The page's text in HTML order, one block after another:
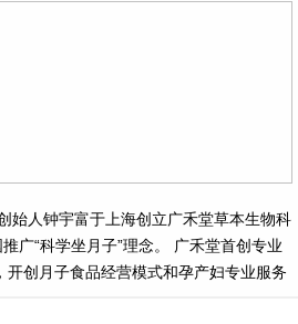
始人钟宇富于上海创立广禾堂草本生物科
广“科学坐月子”理念。 广禾堂首创专业
开创月子食品经营模式和孕产妇专业服务